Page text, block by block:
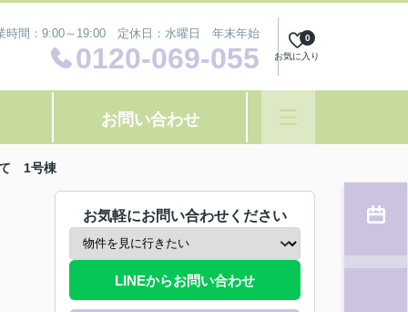
時間：9:00～19:00 定休日：水曜日 年末年始
0120-069-055 お気に入り
0
お問い合わせ
1号棟
お気軽にお問い合わせください
LINEからお問い合わせ